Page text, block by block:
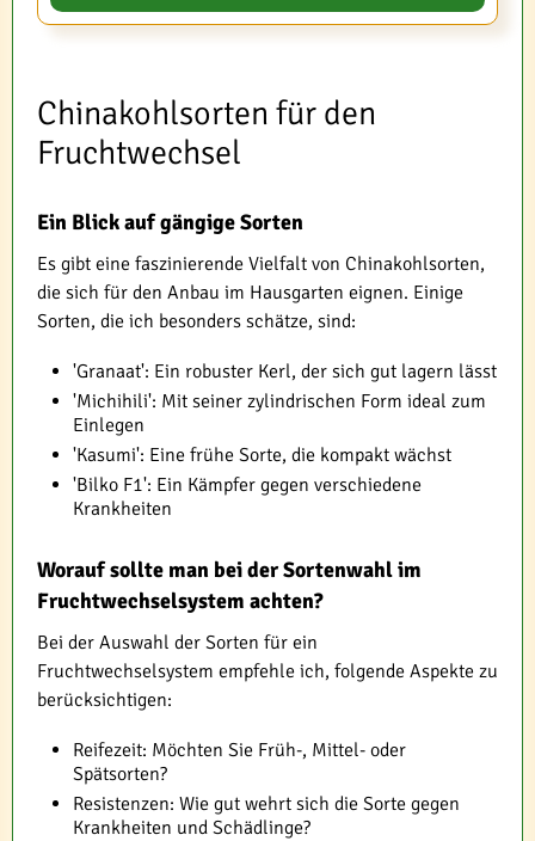
Chinakohlsorten für den
Fruchtwechsel
Ein Blick auf gängige Sorten
Es gibt eine faszinierende Vielfalt von Chinakohlsorten,
die sich für den Anbau im Hausgarten eignen. Einige
Sorten, die ich besonders schätze, sind:
'Granaat': Ein robuster Kerl, der sich gut lagern lässt
'Michihili': Mit seiner zylindrischen Form ideal zum
Einlegen
'Kasumi': Eine frühe Sorte, die kompakt wächst
'Bilko F1': Ein Kämpfer gegen verschiedene
Krankheiten
Worauf sollte man bei der Sortenwahl im
Fruchtwechselsystem achten?
Bei der Auswahl der Sorten für ein
Fruchtwechselsystem empfehle ich, folgende Aspekte zu
berücksichtigen:
Reifezeit: Möchten Sie Früh-, Mittel- oder
Spätsorten?
Resistenzen: Wie gut wehrt sich die Sorte gegen
Krankheiten und Schädlinge?